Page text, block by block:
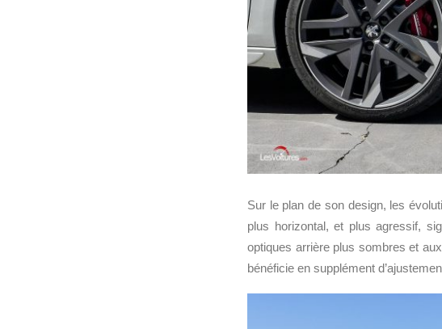
Sur le plan de son design, les
plus horizontal, et plus agressif,
optiques arrière plus sombres et
bénéficie en supplément